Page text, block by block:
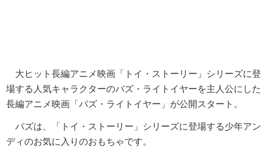
大ヒット長編アニメ映画「トイ・ストーリー」シリーズに登
場する人気キャラクターのバズ・ライトイヤーを主人公にした
長編アニメ映画「バズ・ライトイヤー」が公開スタート。
バズは、「トイ・ストーリー」シリーズに登場する少年アン
ディのお気に入りのおもちゃです。